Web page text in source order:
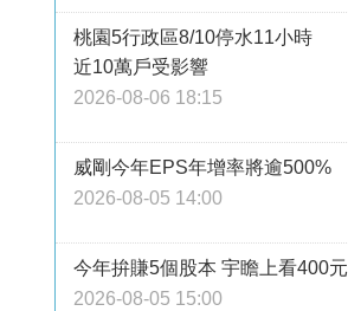
桃園5行政區8/10停水11小時
近10萬戶受影響
2026-08-06 18:15
威剛今年EPS年增率將逾500%
2026-08-05 14:00
今年拚賺5個股本 宇瞻上看400元
2026-08-05 15:00